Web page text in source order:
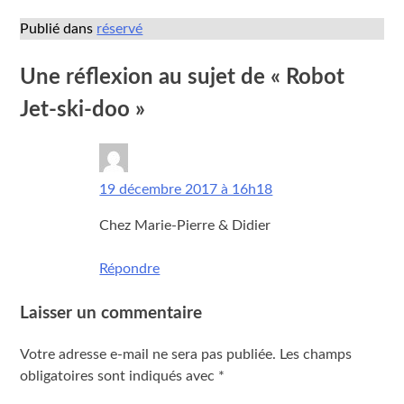
Publié dans réservé
Une réflexion au sujet de « Robot
Jet-ski-doo »
19 décembre 2017 à 16h18
Chez Marie-Pierre & Didier
Répondre
Laisser un commentaire
Votre adresse e-mail ne sera pas publiée. Les champs
obligatoires sont indiqués avec *